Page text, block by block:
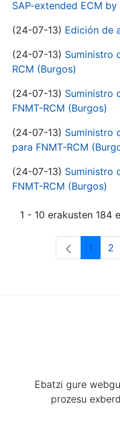
SAP-extended ECM by
(24-07-13) Edición de
(24-07-13) Suministro
RCM (Burgos)
(24-07-13) Suministro
FNMT-RCM (Burgos)
(24-07-13) Suministro
para FNMT-RCM
(24-07-13) Suministro
FNMT-RCM (Burgos)
1 - 10 erakusten 184
1 2
Ebatzi gure
prozesu